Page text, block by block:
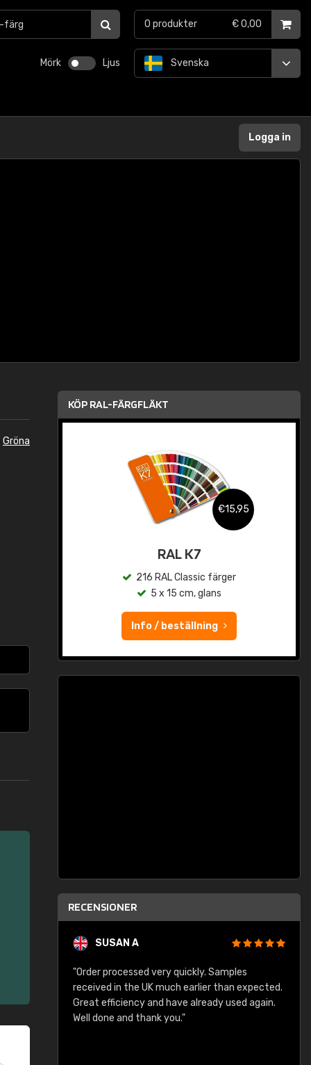
Mörk Ljus Svenska
0 produkter € 0,00
Logga in
Gröna
KÖP RAL-FÄRGFLÄKT
€15,95
RAL K7
216 RAL Classic färger
5 x 15 cm, glans
Info / beställning
RECENSIONER
SUSAN A
"Order processed very quickly. Samples
received in the UK much earlier than expected.
Great efficiency and have already used again.
Well done and thank you."